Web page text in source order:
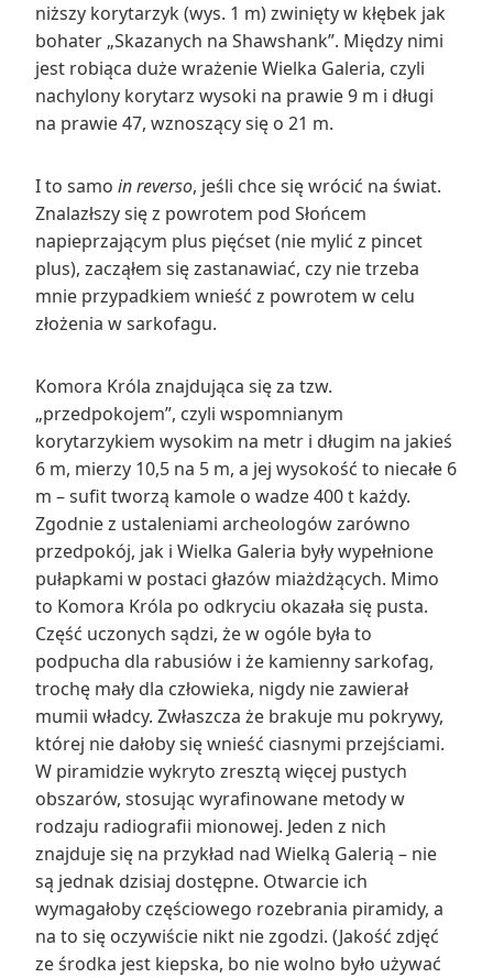
niższy korytarzyk (wys. 1 m) zwinięty w kłębek jak
bohater „Skazanych na Shawshank”. Między nimi
jest robiąca duże wrażenie Wielka Galeria, czyli
nachylony korytarz wysoki na prawie 9 m i długi
na prawie 47, wznoszący się o 21 m.
I to samo in reverso, jeśli chce się wrócić na świat.
Znalazłszy się z powrotem pod Słońcem
napieprzającym plus pięćset (nie mylić z pincet
plus), zacząłem się zastanawiać, czy nie trzeba
mnie przypadkiem wnieść z powrotem w celu
złożenia w sarkofagu.
Komora Króla znajdująca się za tzw.
„przedpokojem”, czyli wspomnianym
korytarzykiem wysokim na metr i długim na jakieś
6 m, mierzy 10,5 na 5 m, a jej wysokość to niecałe 6
m – sufit tworzą kamole o wadze 400 t każdy.
Zgodnie z ustaleniami archeologów zarówno
przedpokój, jak i Wielka Galeria były wypełnione
pułapkami w postaci głazów miażdżących. Mimo
to Komora Króla po odkryciu okazała się pusta.
Część uczonych sądzi, że w ogóle była to
podpucha dla rabusiów i że kamienny sarkofag,
trochę mały dla człowieka, nigdy nie zawierał
mumii władcy. Zwłaszcza że brakuje mu pokrywy,
której nie dałoby się wnieść ciasnymi przejściami.
W piramidzie wykryto zresztą więcej pustych
obszarów, stosując wyrafinowane metody w
rodzaju radiografii mionowej. Jeden z nich
znajduje się na przykład nad Wielką Galerią – nie
są jednak dzisiaj dostępne. Otwarcie ich
wymagałoby częściowego rozebrania piramidy, a
na to się oczywiście nikt nie zgodzi. (Jakość zdjęć
ze środka jest kiepska, bo nie wolno było używać